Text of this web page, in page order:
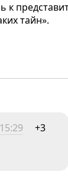
к
тайн».
+3